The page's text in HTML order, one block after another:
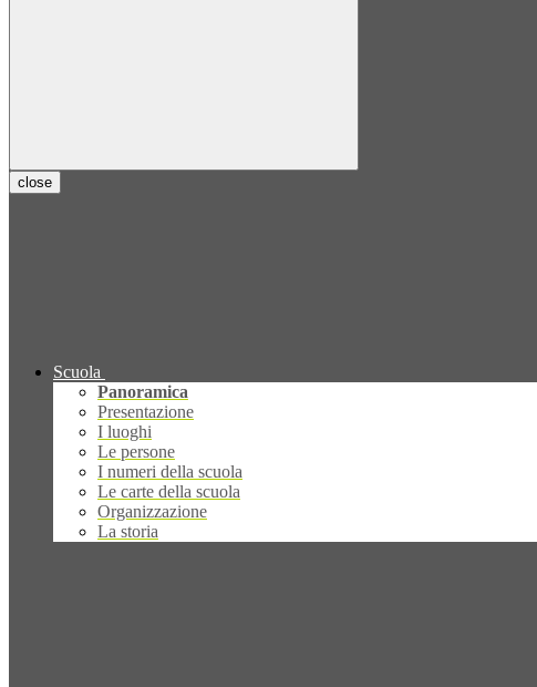
close
Scuola
Panoramica
Presentazione
I luoghi
Le persone
I numeri della scuola
Le carte della scuola
Organizzazione
La storia